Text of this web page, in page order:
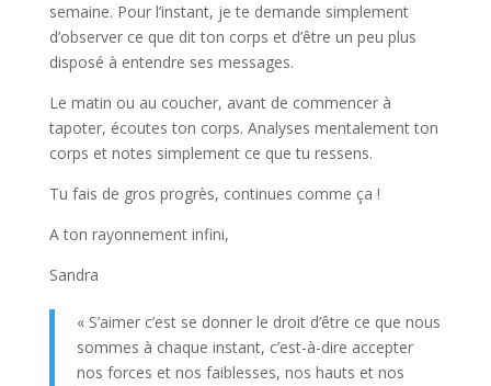
semaine. Pour l’instant, je te demande simplement
d’observer ce que dit ton corps et d’être un peu plus
disposé à entendre ses messages.
Le matin ou au coucher, avant de commencer à
tapoter, écoutes ton corps. Analyses mentalement ton
corps et notes simplement ce que tu ressens.
Tu fais de gros progrès, continues comme ça !
A ton rayonnement infini,
Sandra
« S’aimer c’est se donner le droit d’être ce que nous
sommes à chaque instant, c’est-à-dire accepter
nos forces et nos faiblesses, nos hauts et nos